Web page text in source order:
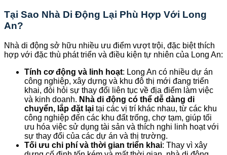
Tại Sao Nhà Di Động Lại Phù Hợp Với Long
An?
Nhà di động sở hữu nhiều ưu điểm vượt trội, đặc biệt thích
hợp với đặc thù phát triển và điều kiện tự nhiên của Long An:
Tính cơ động và linh hoạt: Long An có nhiều dự án
công nghiệp, xây dựng và khu đô thị mới đang triển
khai, đòi hỏi sự thay đổi liên tục về địa điểm làm việc
và kinh doanh. Nhà di động có thể dễ dàng di
chuyển, lắp đặt lại tại các vị trí khác nhau, từ các khu
công nghiệp đến các khu đất trống, chợ tạm, giúp tối
ưu hóa việc sử dụng tài sản và thích nghi linh hoạt với
sự thay đổi của các dự án và thị trường.
Tối ưu chi phí và thời gian triển khai: Thay vì xây